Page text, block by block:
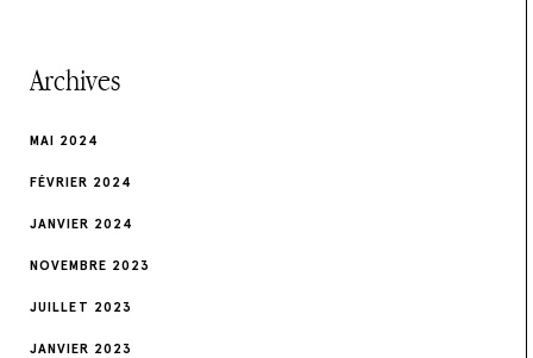
Archives
MAI 2024
FÉVRIER 2024
JANVIER 2024
NOVEMBRE 2023
JUILLET 2023
JANVIER 2023